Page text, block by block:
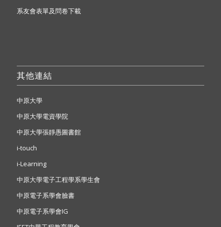
系友會表單及問卷下載
其他連結
中原大學
中原大學電資學院
中原大學張靜愚圖書館
i-touch
i-Learning
中原大學電子工程學系學生會
中原電子系學會臉書
中原電子系學會IG